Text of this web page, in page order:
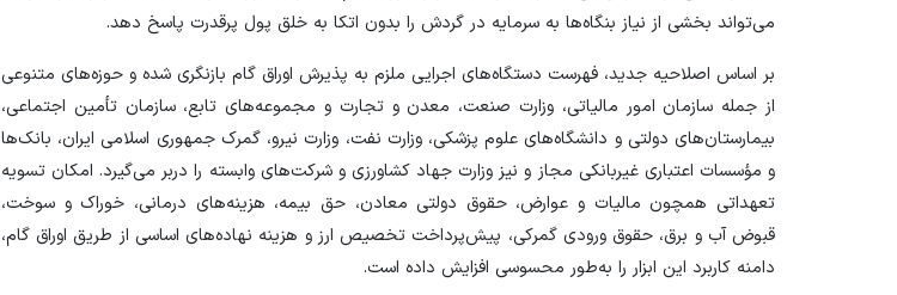
می‌تواند بخشی از نیاز بنگاه‌ها به سرمایه در گردش را بدون اتکا به خلق پول پرقدرت پاسخ دهد.
بر اساس اصلاحیه جدید، فهرست دستگاه‌های اجرایی ملزم به پذیرش اوراق گام بازنگری شده و حوزه‌های متنوعی
از جمله سازمان امور مالیاتی، وزارت صنعت، معدن و تجارت و مجموعه‌های تابع، سازمان تأمین اجتماعی،
بیمارستان‌های دولتی و دانشگاه‌های علوم پزشکی، وزارت نفت، وزارت نیرو، گمرک جمهوری اسلامی ایران، بانک‌ها
و مؤسسات اعتباری غیربانکی مجاز و نیز وزارت جهاد کشاورزی و شرکت‌های وابسته را دربر می‌گیرد. امکان تسویه
تعهداتی همچون مالیات و عوارض، حقوق دولتی معادن، حق بیمه، هزینه‌های درمانی، خوراک و سوخت،
قبوض آب و برق، حقوق ورودی گمرکی، پیش‌پرداخت تخصیص ارز و هزینه نهاده‌های اساسی از طریق اوراق گام،
دامنه کاربرد این ابزار را به‌طور محسوسی افزایش داده است.